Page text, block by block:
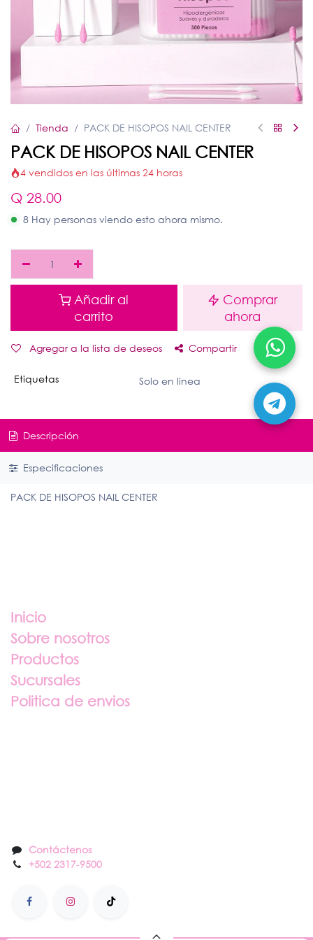
Tienda PACK DE HISOPOS NAIL CENTER
PACK DE HISOPOS NAIL CENTER
4 vendidos en las últimas 24 horas
Q 28.00
8 Hay personas viendo esto ahora mismo.
Añadir al
carrito
Comprar
ahora
Agregar a la lista de deseos Compartir
Etiquetas Solo en linea
Descripción
Especificaciones
PACK DE HISOPOS NAIL CENTER
Inicio
Sobre nosotros
Productos
Sucursales
Politica de envios
Contáctenos
+502 2317-9500